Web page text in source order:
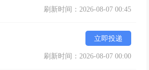
刷新时间：2026-08-07 00:45
立即投递
刷新时间：2026-08-07 00:00